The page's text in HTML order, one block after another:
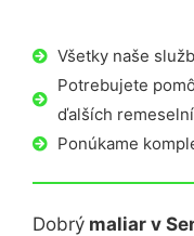
Všetky naše
Potrebujete
ďalších
Ponúkame
Dobrý maliar v